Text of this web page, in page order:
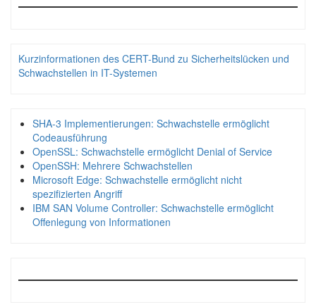
Kurzinformationen des CERT-Bund zu Sicherheitslücken und
Schwachstellen in IT-Systemen
SHA-3 Implementierungen: Schwachstelle ermöglicht
Codeausführung
OpenSSL: Schwachstelle ermöglicht Denial of Service
OpenSSH: Mehrere Schwachstellen
Microsoft Edge: Schwachstelle ermöglicht nicht
spezifizierten Angriff
IBM SAN Volume Controller: Schwachstelle ermöglicht
Offenlegung von Informationen